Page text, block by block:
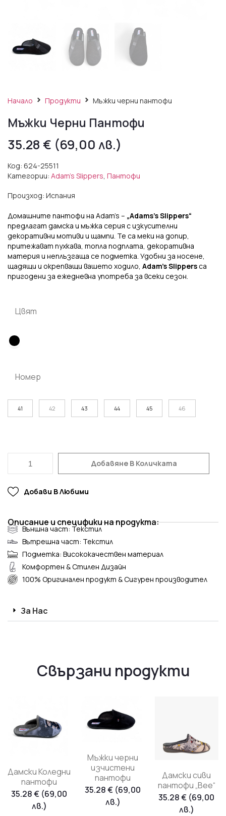
Начало Продукти Мъжки черни пантофи
Мъжки Черни Пантофи
35.28 € (69,00 лв.)
Код: 624-25511
Категории: Adam's Slippers, Пантофи
Произход: Испания
Домашните пантофи на Adam’s – „Adams’s Slippers“
предлагат дамска и мъжка серия с изкусителни
декоративни мотиви и щампи. Те са меки на допир,
притежават пухкава, топла подплата, декоративна
материя и неплъзгаща се подметка. Удобни за носене,
щадящи и окрепващи вашето ходило, Adam’s Slippersса
пригодени за ежедневна употреба за всеки сезон.
Цвят
Номер
41 42 43 44 45 46
Добавяне В Количката
Добави В Любими
Описание и специфики на продукта:
Външна част: Текстил
Вътрешна част: Текстил
Подметка: Висококачествен материал
Комфортен & Стилен Дизайн
100% Оригинален продукт & Сигурен производител
За Нас
Свързани продукти
Дамски Коледни
пантофи
35.28€ (69,00
лв.)
Мъжки черни
изчистени
пантофи
35.28€ (69,00
лв.)
Дамски сиви
пантофи „Bee“
35.28€ (69,00
лв.)